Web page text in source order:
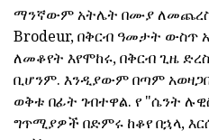
ማንኛውም አትሌት በሙያ ለመጨረስ
Brodeur, በቅርብ ዓመታት
ለመቆየት እየሞከሩ, በቅርብ ጊዜ
ቢሆንም. እንዲያውም በጣም አወዛጋቢ
ወቅቱ በፊት ገብተዋል. የ "ሴንት
ግጥሚያዎች በድምሩ ከቆየ በኋላ,